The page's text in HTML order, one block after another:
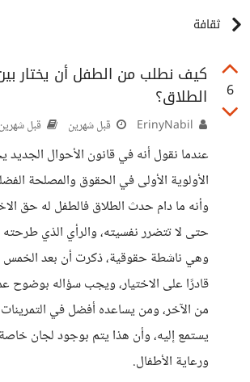
ثقافة
6
كيف نطلب من الطفل أن يختار
الطلاق؟
قبل شهرين قبل شهرين
عندما نقول أنه في قانون الأحوال
الأولوية الأولى في الحقوق والمصلحة
وأنه ما دام حدث الطلاق فالطفل له حق
حتى لا تتضرر نفسيته، والرأي الذي
وهي ناشطة حقوقية، ذكرت أن بعد
قادرًا على الاختيار، ويجب سؤاله بوضوح
من الآخر، ومن يساعده أفضل في
يستمع إليه، وأن هذا يتم بوجود لجان
ورعاية الأطفال.